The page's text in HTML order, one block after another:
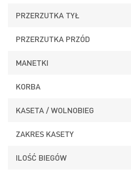
PRZERZUTKA TYŁ
PRZERZUTKA PRZÓD
MANETKI
KORBA
KASETA / WOLNOBIEG
ZAKRES KASETY
ILOŚĆ BIEGÓW